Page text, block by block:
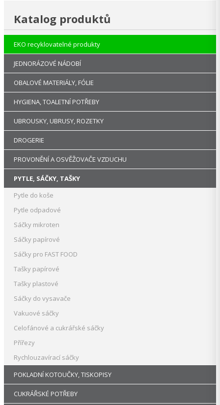
Katalog produktů
EKO recyklovatelné produkty
JEDNORÁZOVÉ NÁDOBÍ
OBALOVÉ MATERIÁLY, FÓLIE
HYGIENA, TOALETNÍ POTŘEBY
UBROUSKY, UBRUSY, ROZETKY
DROGERIE
PROVONĚNÍ A OSVĚŽOVAČE VZDUCHU
PYTLE, SÁČKY, TAŠKY
Pytle do koše
Pytle odpadové
Sáčky mikroten
Sáčky papírové
Sáčky pro FAST FOOD
Tašky papírové
Tašky plastové
Sáčky do vysavače
Vakuové sáčky
Celofánové a cukrářské sáčky
Přířezy
Rychlouzavírací sáčky
POKLADNÍ KOTOUČKY, TISKOPISY
CUKRÁŘSKÉ POTŘEBY